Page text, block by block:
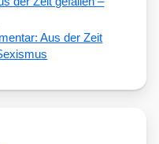
Aus der Zeit